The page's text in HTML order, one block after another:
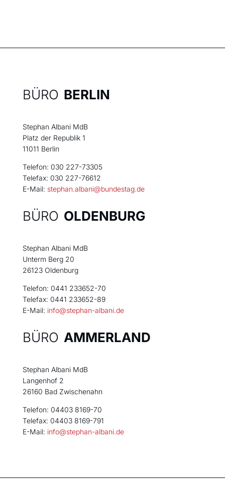
BÜRO BERLIN
Stephan Albani MdB
Platz der Republik 1
11011 Berlin
Telefon: 030 227-73305
Telefax: 030 227-76612
E-Mail: stephan.albani@bundestag.de
BÜRO OLDENBURG
Stephan Albani MdB
Unterm Berg 20
26123 Oldenburg
Telefon: 0441 233652-70
Telefax: 0441 233652-89
E-Mail: info@stephan-albani.de
BÜRO AMMERLAND
Stephan Albani MdB
Langenhof 2
26160 Bad Zwischenahn
Telefon: 04403 8169-70
Telefax: 04403 8169-791
E-Mail: info@stephan-albani.de